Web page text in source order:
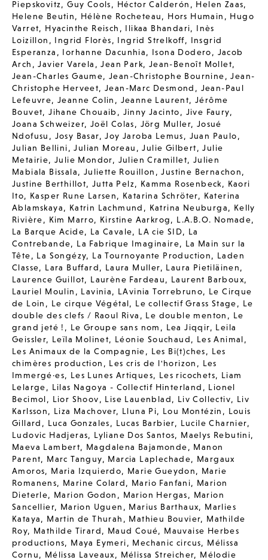
Piepskovitz,Guy Cools, Héctor Calderón , Helen Zaas,
Helene Beutin, Hélène Rocheteau, Hors Humain , Hugo
Varret, Hyacinthe Reisch , Ilikaa Bhandari, Inès
Loizillon , Ingrid Florès, Ingrid Strelkoff, Insgrid
Esperanza , Iorhanne Dacunhia, Isona Dodero, Jacob
Arch ,Javier Varela ,Jean Park, Jean-Benoît Mollet,
Jean-Charles Gaume,Jean-Christophe Bournine,Jean-
Christophe Herveet,Jean-Marc Desmond , Jean-Paul
Lefeuvre,Jeanne Colin , Jeanne Laurent,Jérôme
Bouvet,Jihane Chouaib , Jinny Jacinto, Jive Faury,
Joana Schweizer, Joël Colas, Jörg Muller, Josué
Ndofusu , Josy Basar,Joy Jaroba Lemus, Juan Paulo,
Julian Bellini,Julian Moreau ,Julie Gilbert,Julie
Metairie,Julie Mondor, Julien Cramillet, Julien
Mabiala Bissala, Juliette Rouillon ,Justine Bernachon,
Justine Berthillot,Jutta Pelz, Kamma Rosenbeck, Kaori
Ito, Kasper Rune Larsen, Katarina Schröter, Katerina
Ablamskaya, Katrin Lachmund , Katrina Neuburga, Kelly
Rivière, Kim Marro, Kirstine Aarkrog, L.A.B.O. Nomade,
La Barque Acide, La Cavale, LA cie SID, La
Contrebande, La Fabrique Imaginaire, La Main sur la
Tête, La Songézy, La Tournoyante Production, Laden
Classe, Lara Buffard, Laura Muller, Laura Pietiläinen,
Laurence Guillot, Laurène Fardeau, Laurent Barboux,
Lauriel Moulin , Lavinia, LAvinia Torrebruno, Le Cirque
de Loin , Le cirque Végétal, Le collectif Grass Stage, Le
double des clefs / Raoul Riva , Le double menton , Le
grand jeté ! , Le Groupe sans nom , Lea Jiqqir, Leila
Geissler, Leïla Molinet, Léonie Souchaud, Les Animal,
Les Animaux de la Compagnie, Les Bi(t)ches, Les
chimères production , Les cris de l'horizon , Les
Immergé·es, Les Lunes Artiques, Les ricochets, Liam
Lelarge, Lilas Nagoya - Collectif Hinterland , Lionel
Becimol, Lior Shoov, Lise Lauenblad, Liv Collectiv, Liv
Karlsson, Liza Machover, Lluna Pi, Lou Montézin , Louis
Gillard , Luca Gonzales, Lucas Barbier, Lucile Charnier,
Ludovic Hadjeras, Lyliane Dos Santos, Maelys Rebutini,
Maeva Lambert, Magdalena Bajamonde, Manon
Parent, Marc Tanguy, Marcia Laplechade, Margaux
Amoros, Maria Izquierdo, Marie Gueydon, Marie
Romanens, Marine Colard, Mario Fanfani, Marion
Dieterle, Marion Godon , Marion Hergas, Marion
Sancellier, Marion Uguen , Marius Barthaux, Marlies
Kataya, Martin de Thurah , Mathieu Bouvier, Mathilde
Roy, Mathilde Tirard, Maud Coué, Mauvaise Herbes
productions, Maya Eymeri, Mechanic circus, Mélissa
Cornu, Mélissa Laveaux, Mélissa Streicher, Mélodie